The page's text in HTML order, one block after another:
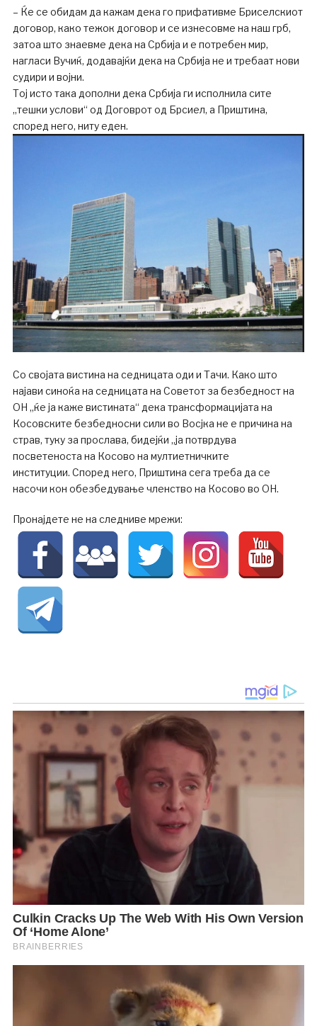
– Ќе се обидам да кажам дека го прифативме Бриселскиот
договор, како тежок договор и се изнесовме на наш грб,
затоа што знаевме дека на Србија и е потребен мир,
нагласи Вучиќ, додавајќи дека на Србија не и требаат нови
судири и војни.
Тој исто така дополни дека Србија ги исполнила сите
„тешки услови“ од Договрот од Брсиел, а Приштина,
според него, ниту еден.
Со својата вистина на седницата оди и Тачи. Како што
најави синоќа на седницата на Советот за безбедност на
ОН „ќе ја каже вистината“ дека трансформацијата на
Косовските безбедносни сили во Восјка не е причина на
страв, туку за прослава, бидејќи „ја потврдува
посветеноста на Косово на мултиетничките
институции. Според него, Приштина сега треба да се
насочи кон обезбедување членство на Косово во ОН.
Пронајдете не на следниве мрежи: